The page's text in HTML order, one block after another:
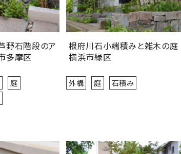
野石階段のア
多摩区
庭
根府川石小端積みと雑木の庭
横浜市緑区
外構 庭 石積み